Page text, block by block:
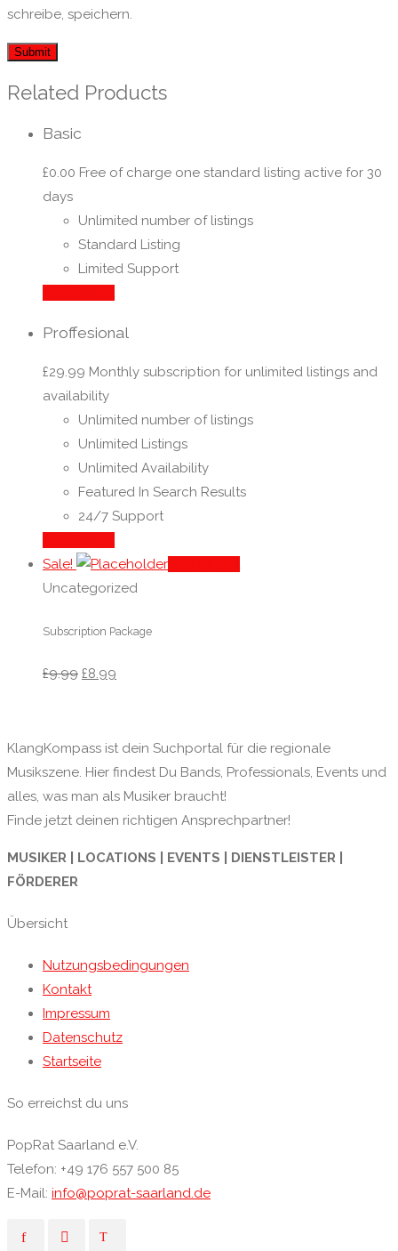
schreibe, speichern.
Related Products
Basic
£0.00 Free of charge one standard listing active for 30
days
Unlimited number of listings
Standard Listing
Limited Support
Proffesional
£29.99 Monthly subscription for unlimited listings and
availability
Unlimited number of listings
Unlimited Listings
Unlimited Availability
Featured In Search Results
24/7 Support
Sale!
Uncategorized
Subscription Package
£9.99 £8.99
KlangKompass ist dein Suchportal für die regionale
Musikszene. Hier findest Du Bands, Professionals, Events und
alles, was man als Musiker braucht!
Finde jetzt deinen richtigen Ansprechpartner!
MUSIKER | LOCATIONS | EVENTS | DIENSTLEISTER |
FÖRDERER
Übersicht
Nutzungsbedingungen
Kontakt
Impressum
Datenschutz
Startseite
So erreichst du uns
PopRat Saarland e.V.
Telefon: +49 176 557 500 85
E-Mail: info@poprat-saarland.de